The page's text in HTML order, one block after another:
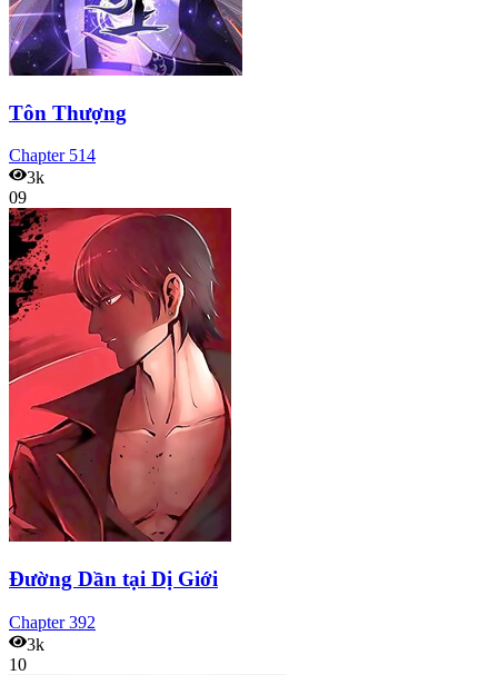
Tôn Thượng
Chapter 514
3k
09
Đường Dần tại Dị Giới
Chapter392
3k
10